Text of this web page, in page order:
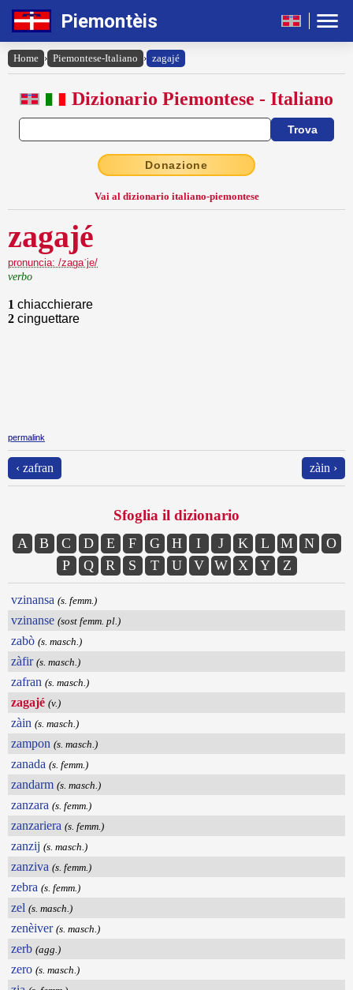
Piemontèis
Home › Piemontese-Italiano › zagajé
Dizionario Piemontese - Italiano
Donazione
Vai al dizionario italiano-piemontese
zagajé
pronuncia: /zagaˈje/
verbo
1 chiacchierare
2 cinguettare
permalink
‹ zafran zàin ›
Sfoglia il dizionario
A B C D E F G H I J K L M N
O
P
Q R S T U V W X Y Z
vzinansa (s. femm.)
vzinanse (sost femm. pl.)
zabò (s. masch.)
zàfir (s. masch.)
zafran (s. masch.)
zagajé (v.)
zàin (s. masch.)
zampon (s. masch.)
zanada (s. femm.)
zandarm (s. masch.)
zanzara (s. femm.)
zanzariera (s. femm.)
zanzij (s. masch.)
zanziva (s. femm.)
zebra (s. femm.)
zel (s. masch.)
zenèiver (s. masch.)
zerb (agg.)
zero (s. masch.)